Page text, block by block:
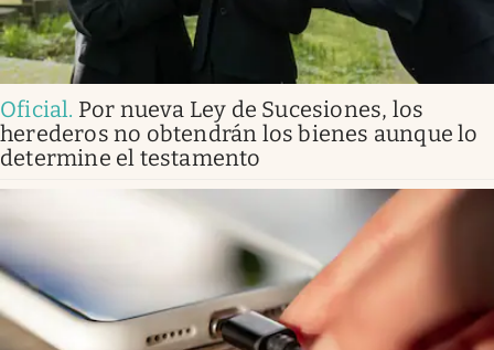
Oficial. Por nueva Ley de Sucesiones, los
herederos no obtendrán los bienes aunque lo
determine el testamento